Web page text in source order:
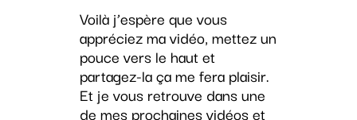
Voilà j’espère que vous
appréciez ma vidéo, mettez un
pouce vers le haut et
partagez-la ça me fera plaisir.
Et je vous retrouve dans une
de mes prochaines vidéos et